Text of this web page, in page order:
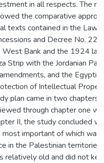
in all respects. The
the comparative
texts contained in the Law
and Decree No. 22
West Bank and the 1924
Strip with the Jordanian
and the
of Intellectual
plan came in two chapters
through chapter one
II, the study concluded
most important of which was
in the Palestinian
relatively old and did not